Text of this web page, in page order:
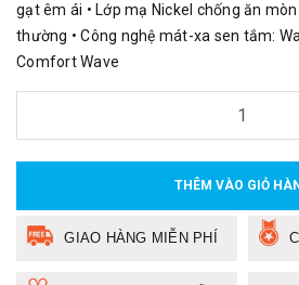
gạt êm ái • Lớp mạ Nickel chống ăn
thường • Công nghệ mát-xa sen tắm:
Comfort Wave
THÊM VÀO GIỎ
GIAO HÀNG MIỄN PHÍ